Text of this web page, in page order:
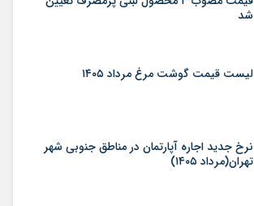
شد
لیست قیمت گوشت مرغ مرداد ۱۴۰۵
نرخ جدید اجاره آپارتمان در مناطق جنوبی شهر
تهران(مرداد ۱۴۰۵)